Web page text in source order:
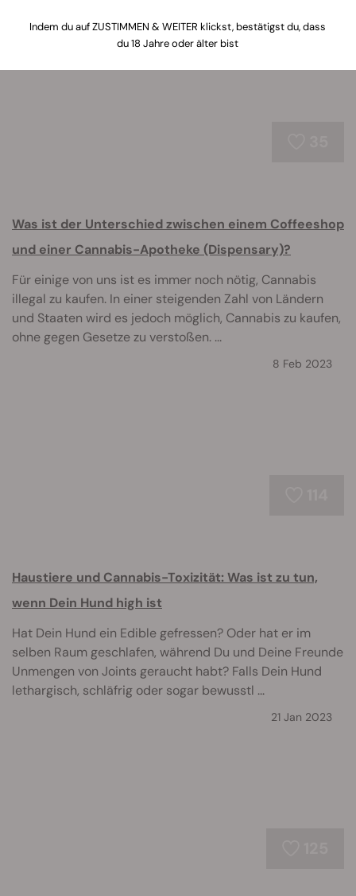
und allem dazwischen.
Was ist der Unterschied zwischen einem Coffeeshop
und einer Cannabis-Apotheke (Dispensary)?
Für einige von uns ist es immer noch nötig, Cannabis
illegal zu kaufen. In einer steigenden Zahl von Ländern
und Staaten wird es jedoch möglich, Cannabis zu kaufen,
ohne gegen Gesetze zu verstoßen. ...
8 Feb 2023
Haustiere und Cannabis-Toxizität: Was ist zu tun,
wenn Dein Hund high ist
Hat Dein Hund ein Edible gefressen? Oder hat er im
selben Raum geschlafen, während Du und Deine Freunde
Unmengen von Joints geraucht habt? Falls Dein Hund
lethargisch, schläfrig oder sogar bewusstl ...
21 Jan 2023
Indem du auf ZUSTIMMEN & WEITER klickst, bestätigst du, dass
du 18 Jahre oder älter bist